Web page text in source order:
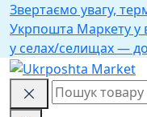
Звертаємо увагу,
Укрпошта Маркету у
у селах/селищах —